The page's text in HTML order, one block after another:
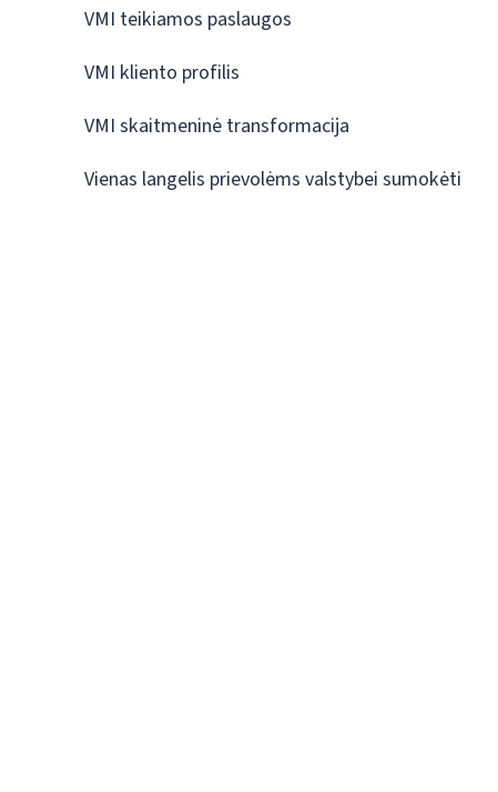
VMI teikiamos paslaugos
VMI kliento profilis
VMI skaitmeninė transformacija
Vienas langelis prievolėms valstybei sumokėti